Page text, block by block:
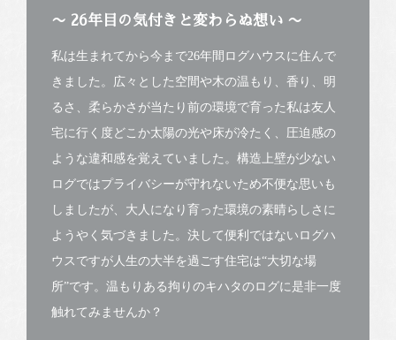
〜 26年目の気付きと変わらぬ想い 〜
私は生まれてから今まで26年間ログハウスに住んで
きました。広々とした空間や木の温もり、香り、明
るさ、柔らかさが当たり前の環境で育った私は友人
宅に行く度どこか太陽の光や床が冷たく、圧迫感の
ような違和感を覚えていました。構造上壁が少ない
ログではプライバシーが守れないため不便な思いも
しましたが、大人になり育った環境の素晴らしさに
ようやく気づきました。決して便利ではないログハ
ウスですが人生の大半を過ごす住宅は“大切な場
所”です。温もりある拘りのキハタのログに是非一度
触れてみませんか？